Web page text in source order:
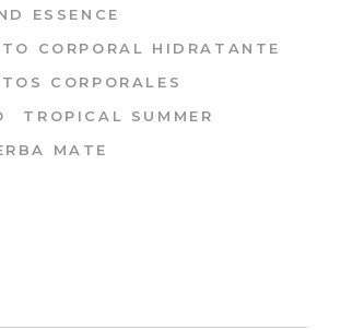
ESSENCE
CORPORAL HIDRATANTE
CORPORALES
TROPICAL SUMMER
MATE